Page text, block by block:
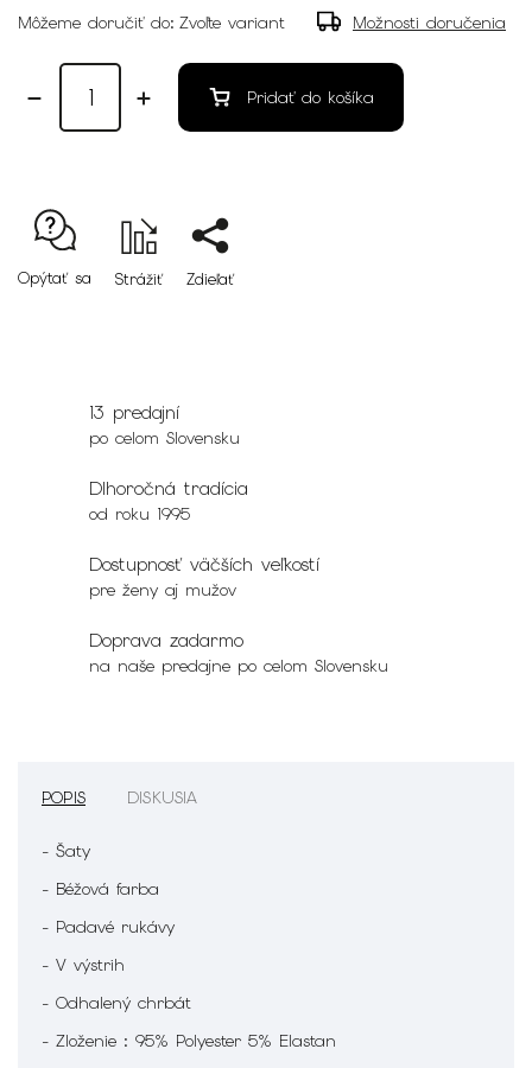
Môžeme doručiť do: Zvoľte variant Možnosti doručenia
Pridať do košíka
Opýtať sa Strážiť Zdieľať
13 predajní
po celom Slovensku
Dlhoročná tradícia
od roku 1995
Dostupnosť väčších veľkostí
pre ženy aj mužov
Doprava zadarmo
na naše predajne po celom Slovensku
POPIS DISKUSIA
- Šaty
- Béžová farba
- Padavé rukávy
- V výstrih
- Odhalený chrbát
- Zloženie : 95% Polyester 5% Elastan